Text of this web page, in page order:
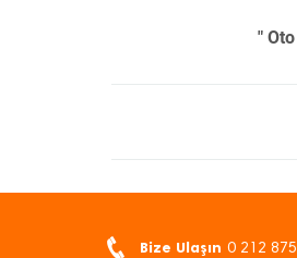
"
Bize Ulaşın 0 212